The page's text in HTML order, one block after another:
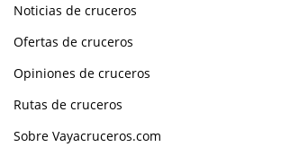
Noticias de cruceros
Ofertas de cruceros
Opiniones de cruceros
Rutas de cruceros
Sobre Vayacruceros.com